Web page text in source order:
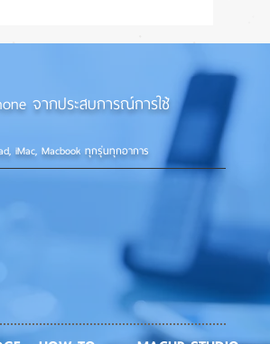
จากประสบการณ์การใช้
iMac, Macbook ทุกรุ่นทุกอาการ